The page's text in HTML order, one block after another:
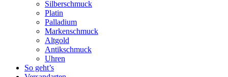
Silberschmuck
Platin
Palladium
Markenschmuck
Altgold
Antikschmuck
Uhren
So geht’s